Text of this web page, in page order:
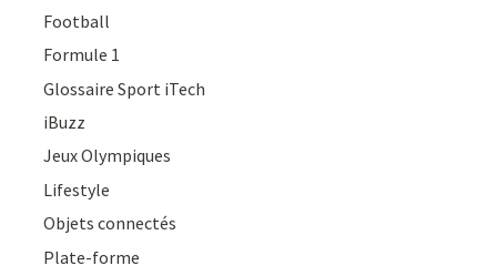
Football
Formule 1
Glossaire Sport iTech
iBuzz
Jeux Olympiques
Lifestyle
Objets connectés
Plate-forme